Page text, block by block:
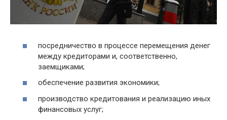
посредничество в процессе перемещения денег
между кредиторами и, соответственно,
заемщиками;
обеспечение развития экономики;
производство кредитования и реализацию иных
финансовых услуг;